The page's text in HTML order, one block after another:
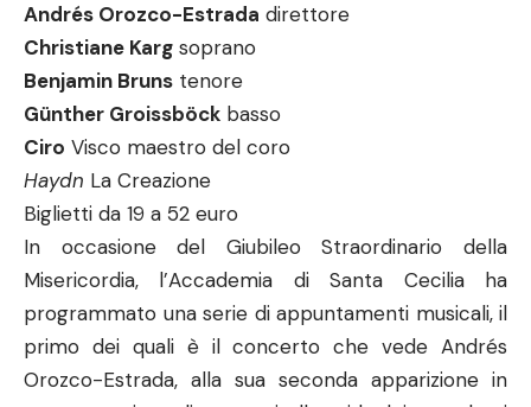
Andrés Orozco-Estrada direttore
Christiane Karg soprano
Benjamin Bruns tenore
Günther Groissböck basso
Ciro Visco maestro del coro
Haydn La Creazione
Biglietti da 19 a 52 euro
In occasione del Giubileo Straordinario della
Misericordia, l’Accademia di Santa Cecilia ha
programmato una serie di appuntamenti musicali, il
primo dei quali è il concerto che vede Andrés
Orozco-Estrada, alla sua seconda apparizione in